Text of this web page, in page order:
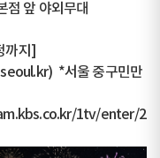
점 앞 야외무대
까지]
*서울 중구민만
1tv/enter/2